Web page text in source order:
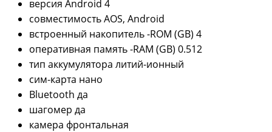
версия Android 4
совместимостьAOS, Android
встроенный накопитель -ROM (GB) 4
оперативная память -RAM (GB) 0.512
тип аккумулятора литий-ионный
сим-карта нано
Bluetooth да
шагомер да
камера фронтальная